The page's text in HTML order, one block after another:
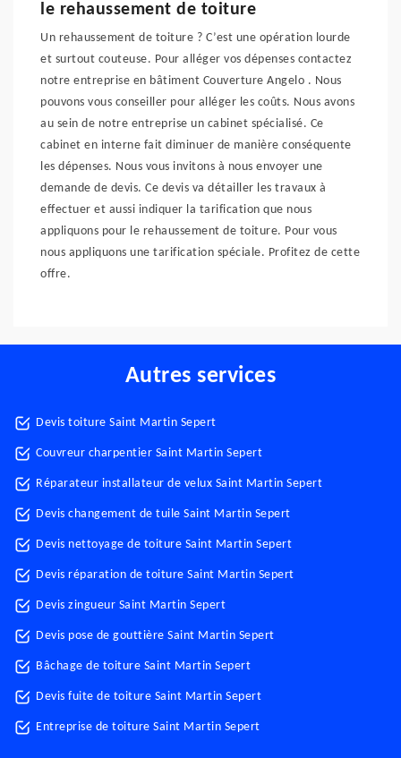
le rehaussement de toiture
Un rehaussement de toiture ? C’est une opération lourde
et surtout couteuse. Pour alléger vos dépenses contactez
notre entreprise en bâtiment Couverture Angelo . Nous
pouvons vous conseiller pour alléger les coûts. Nous avons
au sein de notre entreprise un cabinet spécialisé. Ce
cabinet en interne fait diminuer de manière conséquente
les dépenses. Nous vous invitons à nous envoyer une
demande de devis. Ce devis va détailler les travaux à
effectuer et aussi indiquer la tarification que nous
appliquons pour le rehaussement de toiture. Pour vous
nous appliquons une tarification spéciale. Profitez de cette
offre.
Autres services
Devis toiture Saint Martin Sepert
Couvreur charpentier Saint Martin Sepert
Réparateur installateur de velux Saint Martin Sepert
Devis changement de tuile Saint Martin Sepert
Devis nettoyage de toiture Saint Martin Sepert
Devis réparation de toiture Saint Martin Sepert
Devis zingueur Saint Martin Sepert
Devis pose de gouttière Saint Martin Sepert
Bâchage de toiture Saint Martin Sepert
Devis fuite de toiture Saint Martin Sepert
Entreprise de toiture Saint Martin Sepert